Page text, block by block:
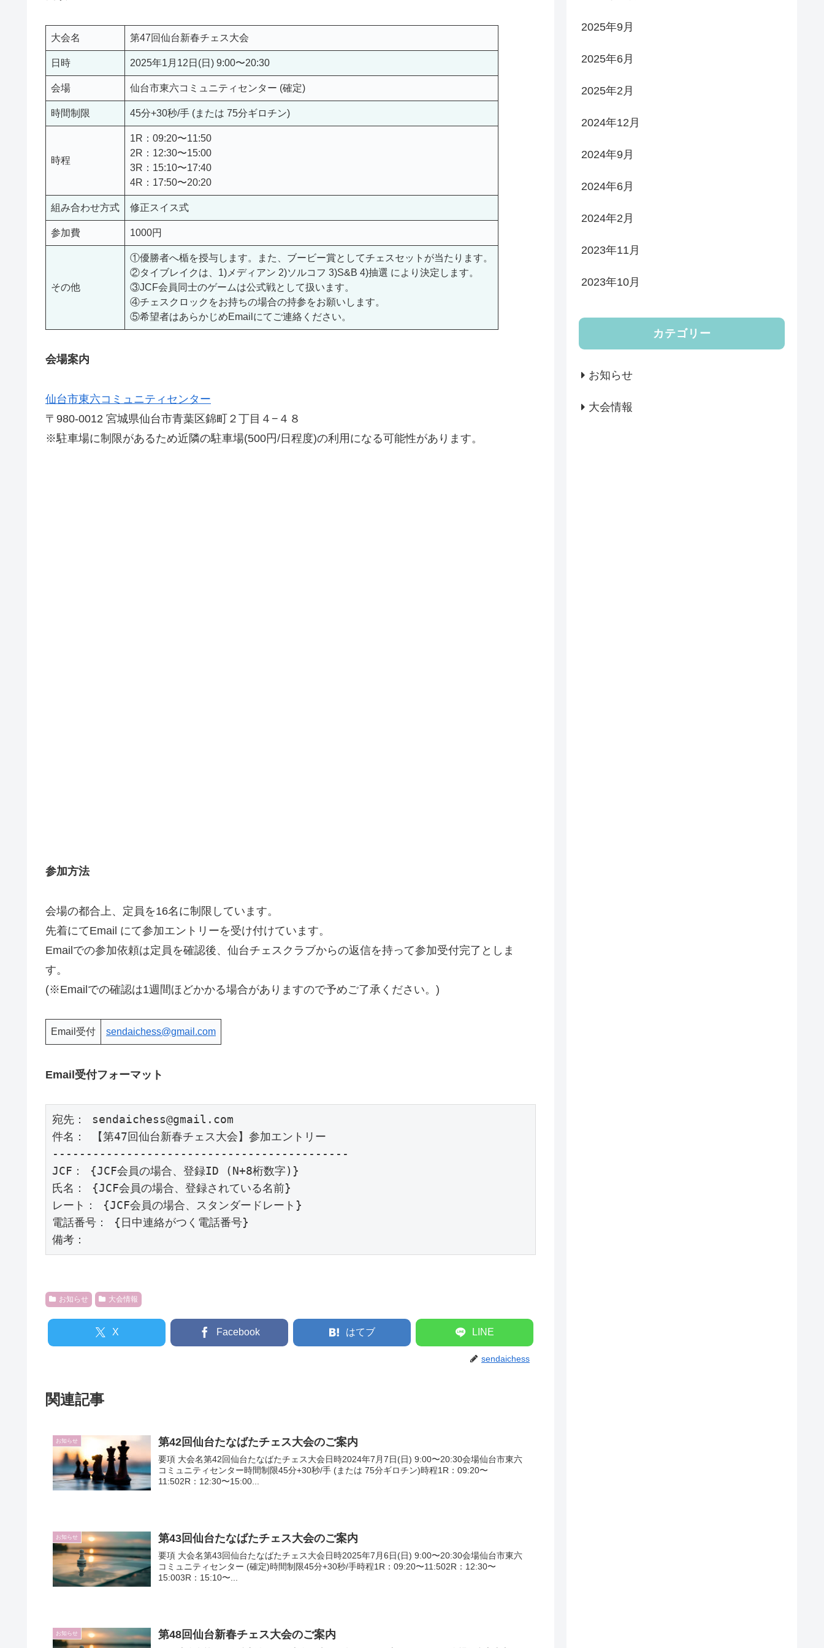
大会名 第47回仙台新春チェス大会
日時 2025年1月12日(日) 9:00〜20:30
会場 仙台市東六コミュニティセンター (確定)
時間制限 45分+30秒/手 (または 75分ギロチン)
時程
1R：09:20〜11:50
2R：12:30〜15:00
3R：15:10〜17:40
4R：17:50〜20:20
組み合わせ方式 修正スイス式
参加費 1000円
その他
①優勝者へ楯を授与します。また、ブービー賞としてチェスセットが当たります。
②タイブレイクは、1)メディアン 2)ソルコフ 3)S&B 4)抽選 により決定します。
③JCF会員同士のゲームは公式戦として扱います。
④チェスクロックをお持ちの場合の持参をお願いします。
⑤希望者はあらかじめEmailにてご連絡ください。
会場案内
仙台市東六コミュニティセンター
〒980-0012 宮城県仙台市青葉区錦町２丁目４−４８
※駐車場に制限があるため近隣の駐車場(500円/日程度)の利用になる可能性があります。
参加方法
会場の都合上、定員を16名に制限しています。
先着にてEmail にて参加エントリーを受け付けています。
Emailでの参加依頼は定員を確認後、仙台チェスクラブからの返信を持って参加受付完了としま
す。
(※Emailでの確認は1週間ほどかかる場合がありますので予めご了承ください。)
Email受付 sendaichess@gmail.com
Email受付フォーマット
宛先： sendaichess@gmail.com
件名： 【第47回仙台新春チェス大会】参加エントリー
--------------------------------------------
JCF： {JCF会員の場合、登録ID (N+8桁数字)}
氏名： {JCF会員の場合、登録されている名前}
レート： {JCF会員の場合、スタンダードレート}
電話番号： {日中連絡がつく電話番号}
お知らせ 大会情報
X Facebook はてブ LINE
sendaichess
関連記事
お知らせ 第42回仙台たなばたチェス大会のご案内
要項 大会名第42回仙台たなばたチェス大会日時2024年7月7日(日) 9:00〜20:30会場仙台市東六
コミュニティセンター時間制限45分+30秒/手 (または 75分ギロチン)時程1R：09:20〜
11:502R：12:30〜15:00...
お知らせ 第43回仙台たなばたチェス大会のご案内
要項 大会名第43回仙台たなばたチェス大会日時2025年7月6日(日) 9:00〜20:30会場仙台市東六
コミュニティセンター (確定)時間制限45分+30秒/手時程1R：09:20〜11:502R：12:30〜
15:003R：15:10〜...
お知らせ 第48回仙台新春チェス大会のご案内
2025年9月
2025年6月
2025年2月
2024年12月
2024年9月
2024年6月
2024年2月
2023年11月
2023年10月
カテゴリー
お知らせ
大会情報